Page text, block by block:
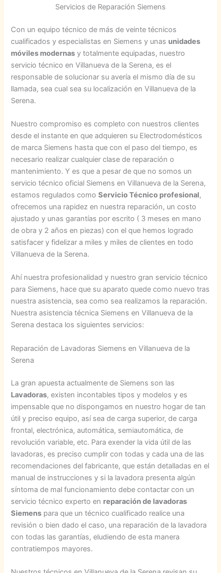
Servicios de Reparación Siemens
Con un equipo técnico de más de veinte técnicos
cualificados y especialistas en Siemens y unas unidades
móviles modernas y totalmente equipadas, nuestro
servicio técnico en Villanueva de la Serena, es el
responsable de solucionar su avería el mismo día de su
llamada, sea cual sea su localización en Villanueva de la
Serena.
Nuestro compromiso es completo con nuestros clientes
desde el instante en que adquieren su Electrodomésticos
de marca Siemens hasta que con el paso del tiempo, es
necesario realizar cualquier clase de reparación o
mantenimiento. Y es que a pesar de que no somos un
servicio técnico oficial Siemens en Villanueva de la Serena,
estamos regulados comoServicio Técnico profesional,
ofrecemos una rapidez en nuestra reparación, un costo
ajustado y unas garantías por escrito ( 3 meses en mano
de obra y 2 años en piezas) con el que hemos logrado
satisfacer y fidelizar a miles y miles de clientes en todo
Villanueva de la Serena.
Ahí nuestra profesionalidad y nuestro gran servicio técnico
para Siemens, hace que su aparato quede como nuevo tras
nuestra asistencia, sea como sea realizamos la reparación.
Nuestra asistencia técnica Siemens en Villanueva de la
Serena destaca los siguientes servicios:
Reparación de Lavadoras Siemens en Villanueva de la
Serena
La gran apuesta actualmente de Siemens son las
Lavadoras, existen incontables tipos y modelos y es
impensable que no dispongamos en nuestro hogar de tan
útil y preciso equipo, así sea de carga superior, de carga
frontal, electrónica, automática, semiautomática, de
revolución variable, etc. Para exender la vida útil de las
lavadoras, es preciso cumplir con todas y cada una de las
recomendaciones del fabricante, que están detalladas en el
manual de instrucciones y si la lavadora presenta algún
síntoma de mal funcionamiento debe contactar con un
servicio técnico experto en reparación de lavadoras
Siemens para que un técnico cualificado realice una
revisión o bien dado el caso, una reparación de la lavadora
con todas las garantías, eludiendo de esta manera
contratiempos mayores.